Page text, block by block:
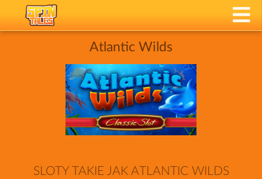
Atlantic Wilds
SLOTY TAKIE JAK ATLANTIC WILDS